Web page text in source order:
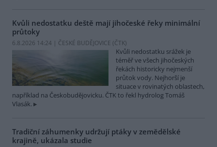
Kvůli nedostatku deště mají jihočeské řeky minimální
průtoky
6.8.2026 14:24 | ČESKÉ BUDĚJOVICE (ČTK)
Kvůli nedostatku srážek je
téměř ve všech jihočeských
řekách historicky nejmenší
průtok vody. Nejhorší je
situace v rovinatých oblastech,
například na Českobudějovicku. ČTK to řekl hydrolog Tomáš
Vlasák.
Tradiční záhumenky udržují ptáky v zemědělské
krajině, ukázala studie